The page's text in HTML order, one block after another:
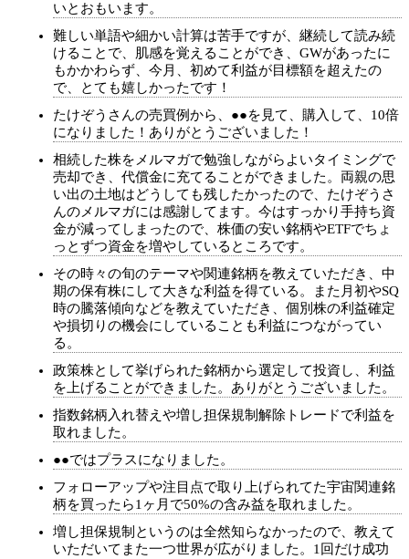
いとおもいます。
難しい単語や細かい計算は苦手ですが、継続して読み続
けることで、肌感を覚えることができ、GWがあったに
もかかわらず、今月、初めて利益が目標額を超えたの
で、とても嬉しかったです！
たけぞうさんの売買例から、●●を見て、購入して、10倍
になりました！ありがとうございました！
相続した株をメルマガで勉強しながらよいタイミングで
売却でき、代償金に充てることができました。両親の思
い出の土地はどうしても残したかったので、たけぞうさ
んのメルマガには感謝してます。今はすっかり手持ち資
金が減ってしまったので、株価の安い銘柄やETFでちょ
っとずつ資金を増やしているところです。
その時々の旬のテーマや関連銘柄を教えていただき、中
期の保有株にして大きな利益を得ている。また月初やSQ
時の騰落傾向などを教えていただき、個別株の利益確定
や損切りの機会にしていることも利益につながってい
る。
政策株として挙げられた銘柄から選定して投資し、利益
を上げることができました。ありがとうございました。
指数銘柄入れ替えや増し担保規制解除トレードで利益を
取れました。
●●ではプラスになりました。
フォローアップや注目点で取り上げられてた宇宙関連銘
柄を買ったら1ヶ月で50%の含み益を取れました。
増し担保規制というのは全然知らなかったので、教えて
いただいてまた一つ世界が広がりました。1回だけ成功